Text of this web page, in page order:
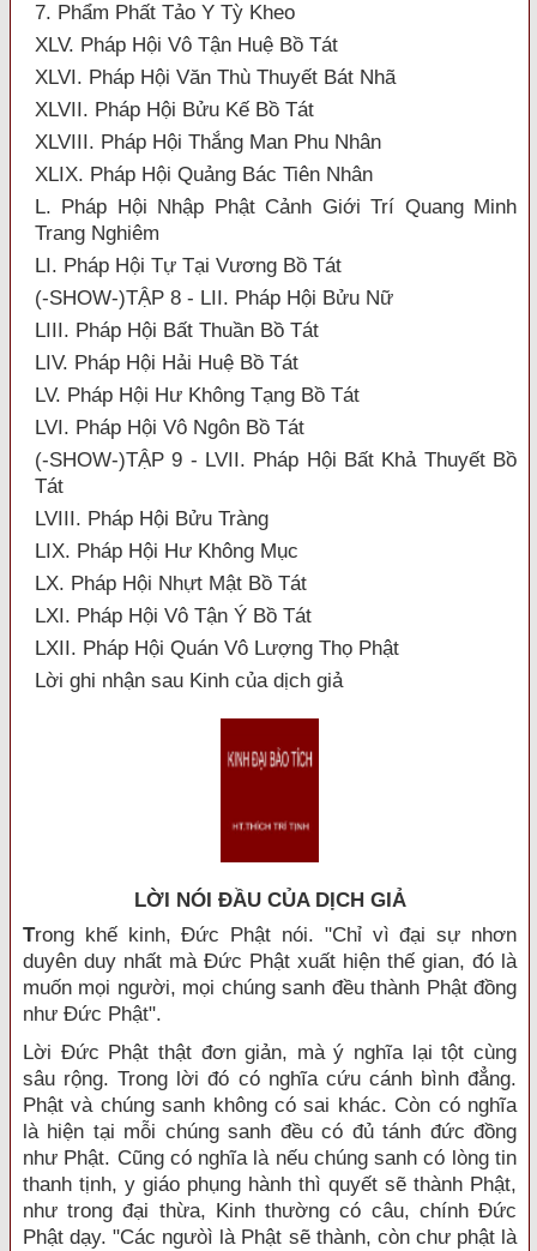
7. Phẩm Phất Tảo Y Tỳ Kheo
XLV. Pháp Hội Vô Tận Huệ Bồ Tát
XLVI. Pháp Hội Văn Thù Thuyết Bát Nhã
XLVII. Pháp Hội Bửu Kế Bồ Tát
XLVIII. Pháp Hội Thắng Man Phu Nhân
XLIX. Pháp Hội Quảng Bác Tiên Nhân
L. Pháp Hội Nhập Phật Cảnh Giới Trí Quang Minh
Trang Nghiêm
LI. Pháp Hội Tự Tại Vương Bồ Tát
(-SHOW-)TẬP 8 - LII. Pháp Hội Bửu Nữ
LIII. Pháp Hội Bất Thuần Bồ Tát
LIV. Pháp Hội Hải Huệ Bồ Tát
LV. Pháp Hội Hư Không Tạng Bồ Tát
LVI. Pháp Hội Vô Ngôn Bồ Tát
(-SHOW-)TẬP 9 - LVII. Pháp Hội Bất Khả Thuyết Bồ
Tát
LVIII. Pháp Hội Bửu Tràng
LIX. Pháp Hội Hư Không Mục
LX. Pháp Hội Nhựt Mật Bồ Tát
LXI. Pháp Hội Vô Tận Ý Bồ Tát
LXII. Pháp Hội Quán Vô Lượng Thọ Phật
Lời ghi nhận sau Kinh của dịch giả
LỜI NÓI ÐẦU CỦA DỊCH GIẢ
Trong khế kinh, Đức Phật nói. "Chỉ vì đại sự nhơn
duyên duy nhất mà Đức Phật xuất hiện thế gian, đó là
muốn mọi người, mọi chúng sanh đều thành Phật đồng
như Đức Phật".
Lời Đức Phật thật đơn giản, mà ý nghĩa lại tột cùng
sâu rộng. Trong lời đó có nghĩa cứu cánh bình đẳng.
Phật và chúng sanh không có sai khác. Còn có nghĩa
là hiện tại mỗi chúng sanh đều có đủ tánh đức đồng
như Phật. Cũng có nghĩa là nếu chúng sanh có lòng tin
thanh tịnh, y giáo phụng hành thì quyết sẽ thành Phật,
như trong đại thừa, Kinh thường có câu, chính Đức
Phật dạy. "Các ngưòì là Phật sẽ thành, còn chư phật là